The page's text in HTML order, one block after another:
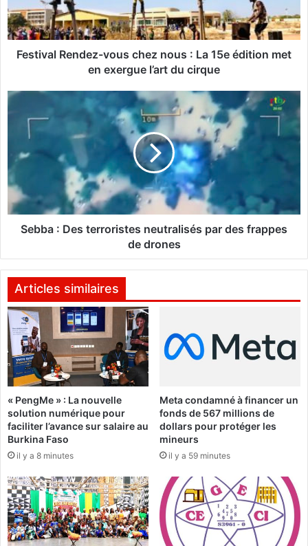
a
l
R
e
u
s
h
o
:
L
a
1
5
e
é
d
i
t
i
n
m
e
t
Festival Rendez-vous chez nous : La 15e édition met
en exergue l’art du cirque
S
:
D
s
r
r
r
i
s
t
e
n
e
u
t
r
a
i
s
é
s
Sebba : Des terroristes neutralisés par des frappes
de drones
Articles similaires
« PengMe » : La nouvelle
solution numérique pour
faciliter l’avance sur salaire au
Burkina Faso
il y a 8 minutes
Meta condamné à financer un
fonds de 567 millions de
dollars pour protéger les
mineurs
il y a 59 minutes